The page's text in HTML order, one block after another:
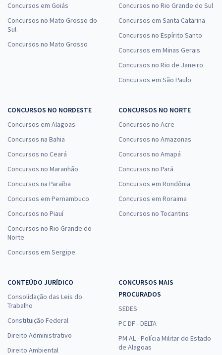
Concursos em Goiás
Concursos no Mato Grosso do
Sul
Concursos no Mato Grosso
Concursos no Rio Grande do Sul
Concursos em Santa Catarina
Concursos no Espírito Santo
Concursos em Minas Gerais
Concursos no Rio de Janeiro
Concursos em São Paulo
CONCURSOS NO NORDESTE
Concursos em Alagoas
Concursos na Bahia
Concursos no Ceará
Concursos no Maranhão
Concursos na Paraíba
Concursos em Pernambuco
Concursos no Piauí
Concursos no Rio Grande do
Norte
Concursos em Sergipe
CONCURSOS NO NORTE
Concursos no Acre
Concursos no Amazonas
Concursos no Amapá
Concursos no Pará
Concursos em Rondônia
Concursos em Roraima
Concursos no Tocantins
CONTEÚDO JURÍDICO
Consolidação das Leis do
Trabalho
Constituição Federal
Direito Administrativo
Direito Ambiental
CONCURSOS MAIS
PROCURADOS
SEDES
PC DF - DELTA
PM AL - Polícia Militar do Estado
de Alagoas